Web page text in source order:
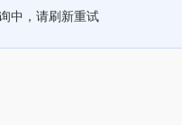
中，请刷新重试